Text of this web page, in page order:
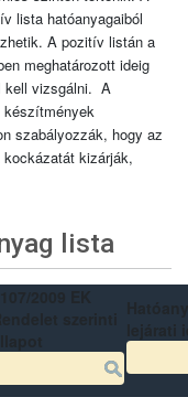
lista hatóanyagaiból
A pozitív listán a
meghatározott ideig
kell vizsgálni. A
készítmények
szabályozzák, hogy az
kizárják,
lista